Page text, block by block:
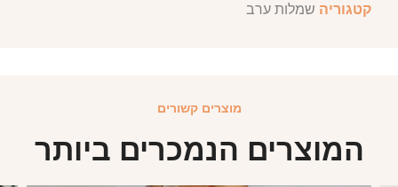
קטגוריה שמלות ערב
מוצרים קשורים
המוצרים הנמכרים ביותר